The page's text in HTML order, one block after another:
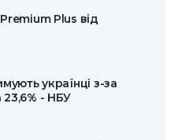
Plus від
українці з-за
- НБУ